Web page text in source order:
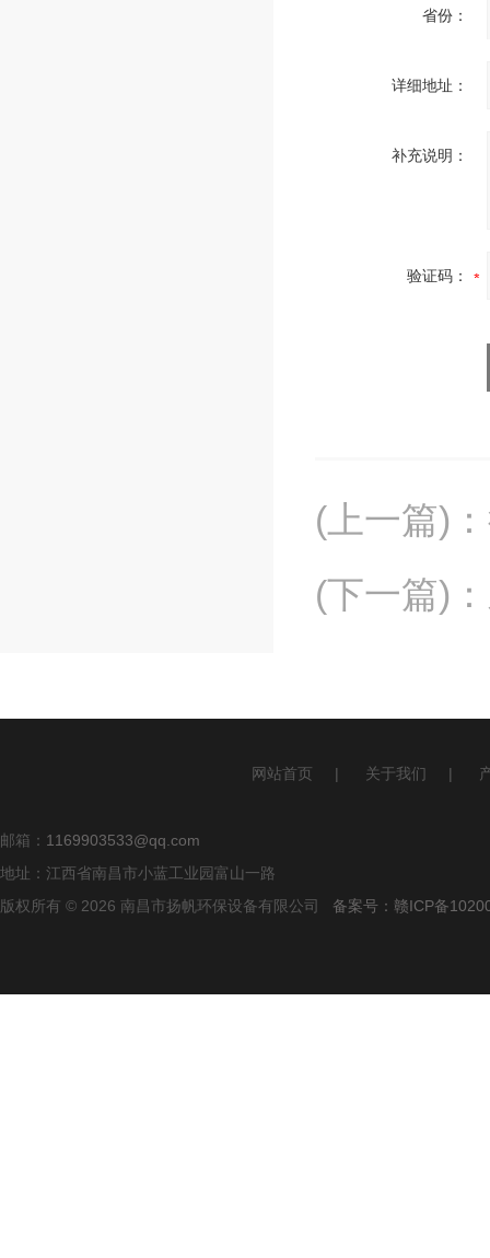
省份：
详细地址：
补充说明：
验证码：
(上一篇) ：
(下一篇) ：
网站首页 | 关于我们 |
邮箱： 1169903533@qq.com
地址：江西省南昌市小蓝工业园富山一路
版权所有 © 2026 南昌市扬帆环保设备有限公司 备案号：赣ICP备